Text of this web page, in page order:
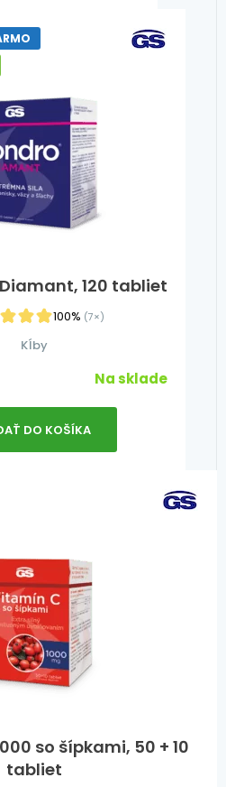
120 tabliet
100% (7×)
Kĺby
Na sklade
DO KOŠÍKA
so šípkami, 50 + 10
tabliet